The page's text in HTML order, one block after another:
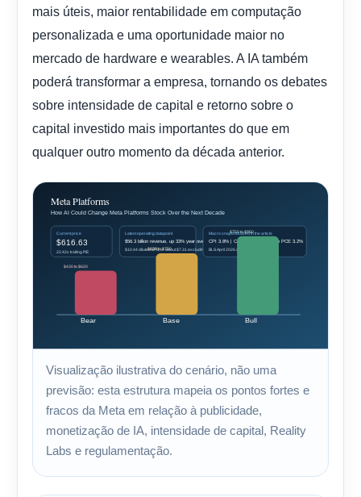
mais úteis, maior rentabilidade em computação
personalizada e uma oportunidade maior no
mercado de hardware e wearables. A IA também
poderá transformar a empresa, tornando os debates
sobre intensidade de capital e retorno sobre o
capital investido mais importantes do que em
qualquer outro momento da década anterior.
Visualização ilustrativa do cenário, não uma
previsão: esta estrutura mapeia os pontos fortes e
fracos da Meta em relação à publicidade,
monetização de IA, intensidade de capital, Reality
Labs e regulamentação.